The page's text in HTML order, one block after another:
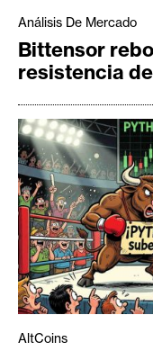
Análisis De Mercado
Bittensor
resistencia
AltCoins